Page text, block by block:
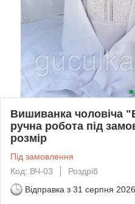
Вишиванка чоловіча
ручна робота під
розмір
Під замовлення
Код: ВЧ-03
Роздріб
Відправка з 31 серпня 2026